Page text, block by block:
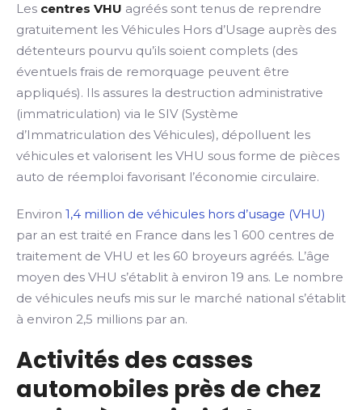
Les centres VHU agréés sont tenus de reprendre
gratuitement les Véhicules Hors d’Usage auprès des
détenteurs pourvu qu’ils soient complets (des
éventuels frais de remorquage peuvent être
appliqués). Ils assures la destruction administrative
(immatriculation) via le SIV (Système
d’Immatriculation des Véhicules), dépolluent les
véhicules et valorisent les VHU sous forme de pièces
auto de réemploi favorisant l’économie circulaire.
Environ 1,4 million de véhicules hors d’usage (VHU)
par an est traité en France dans les 1 600 centres de
traitement de VHU et les 60 broyeurs agréés. L’âge
moyen des VHU s’établit à environ 19 ans. Le nombre
de véhicules neufs mis sur le marché national s’établit
à environ 2,5 millions par an.
Activités des casses
automobiles près de chez